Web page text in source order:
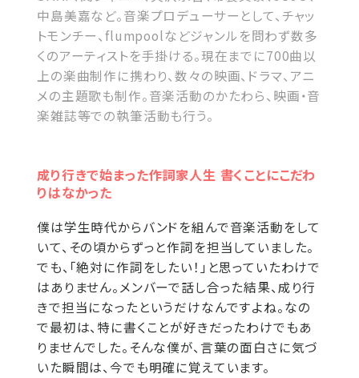
中島美嘉など。音楽プロデューサーとして、チャッ
トモンチー、flumpoolなどジャンルを問わず数多
くのアーティストを手掛ける。現在までに700曲以
上の楽曲制作に携わり、数々の映画、ドラマ、アニ
メの主題歌も制作。音楽活動のかたわら、映画・音
楽雑誌等での執筆活動も行う。
成り行きで始まった作詞家人生 書くことにこだわ
りはなかった
僕は学生時代からバンドを組んで音楽活動をして
いて、その頃からずっと作詞を担当していました。
でも、「絶対に作詞をしたい！」と思っていたわけで
はありません。メンバーで話し合った結果、成り行
きで担当になったというだけなんですよね。なの
で最初は、特に書くことが好きだったわけでもあ
りませんでした。そんな僕が、言葉の面白さに気づ
いた瞬間は、今でも明確に覚えています。